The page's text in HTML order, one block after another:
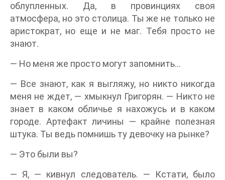
облупленных. Да, в провинциях своя
атмосфера, но это столица. Ты же не только не
аристократ, но еще и не маг. Тебя просто не
знают.
— Но меня же просто могут запомнить…
— Все знают, как я выгляжу, но никто никогда
меня не ждет, — хмыкнул Григорян. — Никто не
знает в каком обличье я нахожусь и в каком
городе. Артефакт личины — крайне полезная
штука. Ты ведь помнишь ту девочку на рынке?
— Это были вы?
— Я, — кивнул следователь. — Кстати, было